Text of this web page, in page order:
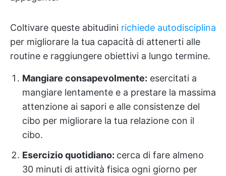
Coltivare queste abitudini richiede autodisciplina
per migliorare la tua capacità di attenerti alle
routine e raggiungere obiettivi a lungo termine.
Mangiare consapevolmente: esercitati a
mangiare lentamente e a prestare la massima
attenzione ai sapori e alle consistenze del
cibo per migliorare la tua relazione con il
cibo.
Esercizio quotidiano: cerca di fare almeno
30 minuti di attività fisica ogni giorno per